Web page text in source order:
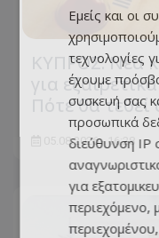
ΚΥΠΡΟΣ: Νέα
για
Πότε θα
05.08.2026 - 16:28
Εμείς και οι
τεχνολογίες
έχουμε
συσκευή σας
προσωπικά
διεύθυνση IP
για
περιεχόμενο,